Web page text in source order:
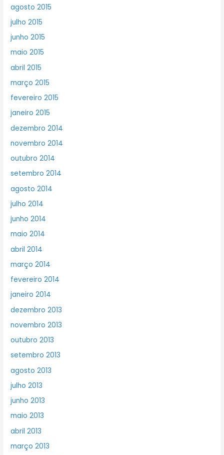
agosto 2015
julho 2015
junho 2015
maio 2015
abril 2015
março 2015
fevereiro 2015
janeiro 2015
dezembro 2014
novembro 2014
outubro 2014
setembro 2014
agosto 2014
julho 2014
junho 2014
maio 2014
abril 2014
março 2014
fevereiro 2014
janeiro 2014
dezembro 2013
novembro 2013
outubro 2013
setembro 2013
agosto 2013
julho 2013
junho 2013
maio 2013
abril 2013
março 2013